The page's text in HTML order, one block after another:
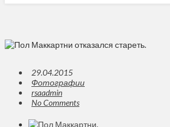
29.04.2015
Фотографии
rsaadmin
No Comments